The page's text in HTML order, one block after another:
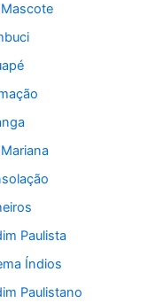
Paulista
Índios
Paulistano